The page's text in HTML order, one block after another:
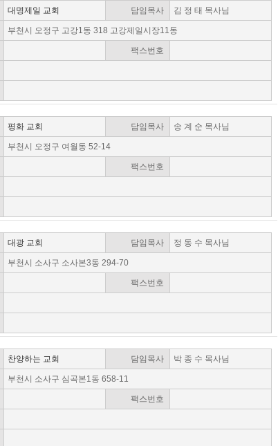
대명제일 교회 담임목사 김 정 태 목사님
부천시 오정구 고강1동 318 고강제일시장11동
팩스번호
평화 교회 담임목사 송 계 순 목사님
부천시 오정구 여월동 52-14
팩스번호
대광 교회 담임목사 정 동 수 목사님
부천시 소사구 소사본3동 294-70
팩스번호
찬양하는 교회 담임목사 박 종 수 목사님
부천시 소사구 심곡본1동 658-11
팩스번호